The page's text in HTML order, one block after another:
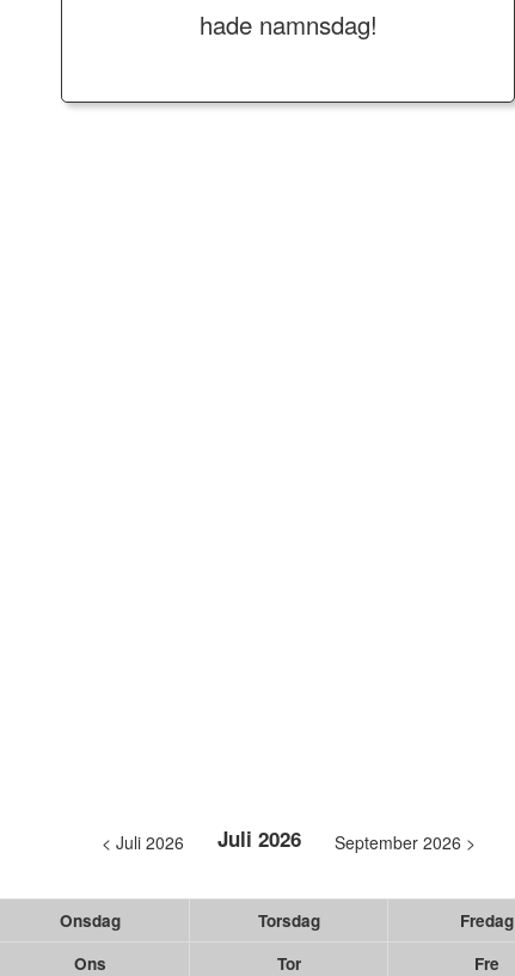
hade namnsdag!
< Juli 2026 Juli 2026 September 2026 >
Onsdag Torsdag Fredag
Ons Tor Fre